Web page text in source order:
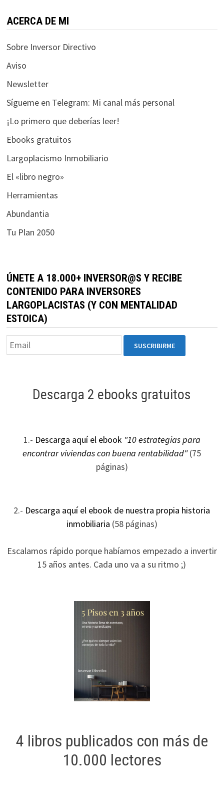
entradas
ACERCA DE MI
Sobre Inversor Directivo
Aviso
Newsletter
Sígueme en Telegram: Mi canal más personal
¡Lo primero que deberías leer!
Ebooks gratuitos
Largoplacismo Inmobiliario
El «libro negro»
Herramientas
Abundantia
Tu Plan 2050
ÚNETE A 18.000+ INVERSOR@S Y RECIBE
CONTENIDO PARA INVERSORES
LARGOPLACISTAS (Y CON MENTALIDAD
ESTOICA)
Descarga 2 ebooks gratuitos
1.- Descarga aquí el ebook "10 estrategias para
encontrar viviendas con buena rentabilidad"(75
páginas)
2.- Descarga aquí el ebook de nuestra propia historia
inmobiliaria (58 páginas)
Escalamos rápido porque habíamos empezado a invertir
15 años antes. Cada uno va a su ritmo ;)
4 libros publicados con más de
10.000 lectores